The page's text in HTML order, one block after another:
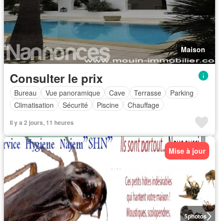
Maison
Consulter le prix
Bureau Vue panoramique Cave Terrasse
Parking
Climatisation
Sécurité Piscine Chauffage
Il y a 2 jours, 11 heures
5photos
Mise à jour